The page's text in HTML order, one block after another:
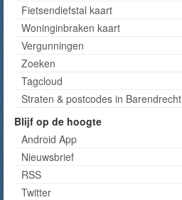
Fietsendiefstal kaart
Woninginbraken kaart
Vergunningen
Zoeken
Tagcloud
Straten & postcodes in Barendrecht
Blijf op de hoogte
Android App
Nieuwsbrief
RSS
Twitter